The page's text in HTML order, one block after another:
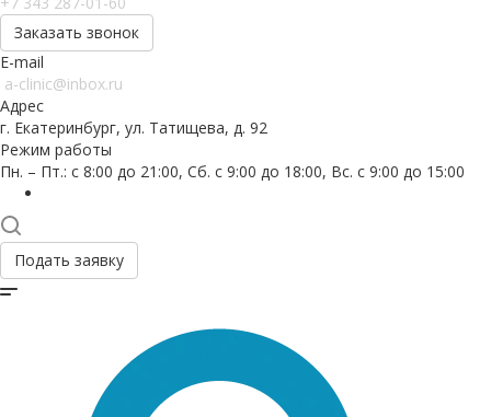
Заказать звонок
E-mail
a-clinic@inbox.ru
Адрес
г. Екатеринбург, ул. Татищева, д. 92
Режим работы
Пн. – Пт.: с 8:00 до 21:00, Сб. с 9:00 до 18:00, Вс. с 9:00 до 15:00
Подать заявку